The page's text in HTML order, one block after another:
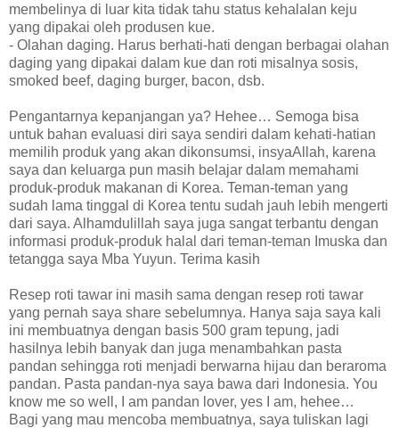
membelinya di luar kita tidak tahu status kehalalan keju
yang dipakai oleh produsen kue.
- Olahan daging. Harus berhati-hati dengan berbagai olahan
daging yang dipakai dalam kue dan roti misalnya sosis,
smoked beef, daging burger, bacon, dsb.
Pengantarnya kepanjangan ya? Hehee… Semoga bisa
untuk bahan evaluasi diri saya sendiri dalam kehati-hatian
memilih produk yang akan dikonsumsi, insyaAllah, karena
saya dan keluarga pun masih belajar dalam memahami
produk-produk makanan di Korea. Teman-teman yang
sudah lama tinggal di Korea tentu sudah jauh lebih mengerti
dari saya. Alhamdulillah saya juga sangat terbantu dengan
informasi produk-produk halal dari teman-teman Imuska dan
tetangga saya Mba Yuyun. Terima kasih
Resep roti tawar ini masih sama dengan resep roti tawar
yang pernah saya share sebelumnya. Hanya saja saya kali
ini membuatnya dengan basis 500 gram tepung, jadi
hasilnya lebih banyak dan juga menambahkan pasta
pandan sehingga roti menjadi berwarna hijau dan beraroma
pandan. Pasta pandan-nya saya bawa dari Indonesia. You
know me so well, I am pandan lover, yes I am, hehee…
Bagi yang mau mencoba membuatnya, saya tuliskan lagi